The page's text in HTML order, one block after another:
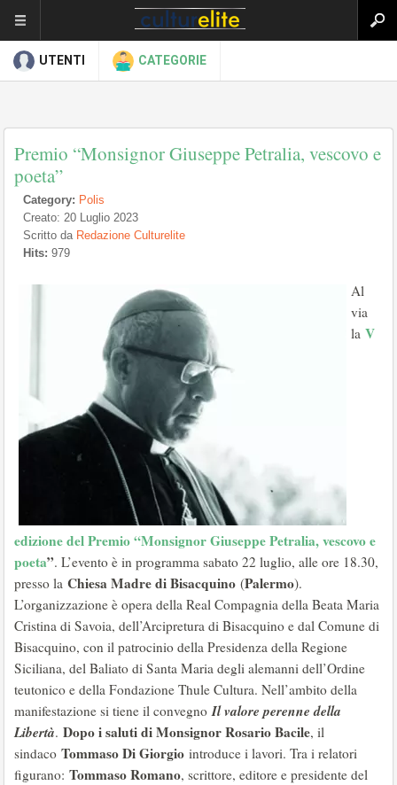
UTENTI CATEGORIE
Premio “Monsignor Giuseppe Petralia, vescovo e
poeta”
Category: Polis
Creato: 20 Luglio 2023
Scritto da Redazione Culturelite
Hits: 979
Al
via
la V
edizione del Premio “Monsignor Giuseppe Petralia, vescovo e
poeta”. L’evento è in programma sabato 22 luglio, alle ore 18.30,
presso la Chiesa Madre di Bisacquino (Palermo).
L’organizzazione è opera della Real Compagnia della Beata Maria
Cristina di Savoia, dell’Arcipretura di Bisacquino e dal Comune di
Bisacquino, con il patrocinio della Presidenza della Regione
Siciliana, del Baliato di Santa Maria degli alemanni dell’Ordine
teutonico e della Fondazione Thule Cultura. Nell’ambito della
manifestazione si tiene il convegnoIl valore perenne della
Libertà. Dopo i saluti di Monsignor Rosario Bacile, il
sindaco Tommaso Di Giorgio introduce i lavori. Tra i relatori
figurano: Tommaso Romano, scrittore, editore e presidente del